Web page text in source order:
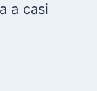
a casi